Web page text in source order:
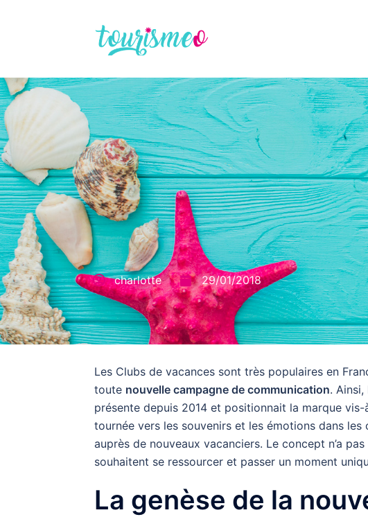
charlotte 29/01/2018
Les Clubs de vacances sont très populaires en
toute nouvelle campagne de communication.
présente depuis 2014 et positionnait la marque vis-
tournée vers les souvenirs et les émotions dans
auprès de nouveaux vacanciers. Le concept n’a
souhaitent se ressourcer et passer un moment
La genèse de la